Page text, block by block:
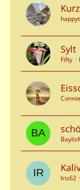
Sylt
Fifty
Connie
Iris62